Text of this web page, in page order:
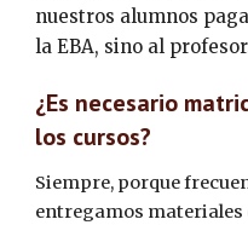
nuestros alumnos
la EBA, sino al
¿Es necesario
los cursos?
Siempre, porque
entregamos materiales